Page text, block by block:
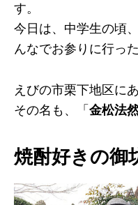
す。
今日は、中学生の頃
んなでお参りに行っ
えびの市栗下地区に
その名も、「 金松法
焼酎好きの御